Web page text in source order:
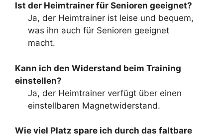
Ist der Heimtrainer für Senioren geeignet?
Ja, der Heimtrainer ist leise und bequem,
was ihn auch für Senioren geeignet
macht.
Kann ich den Widerstand beim Training
einstellen?
Ja, der Heimtrainer verfügt über einen
einstellbaren Magnetwiderstand.
Wie viel Platz spare ich durch das faltbare